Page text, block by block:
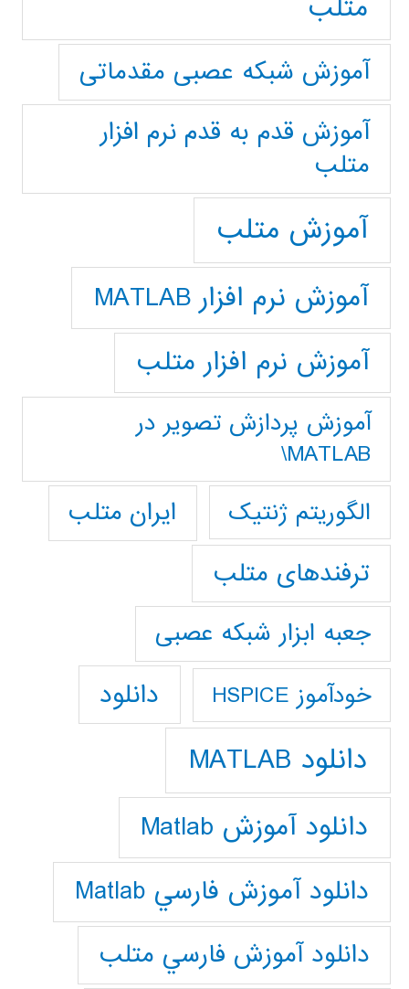
متلب
آموزش شبکه عصبی مقدماتی
آموزش قدم به قدم نرم افزار
متلب
آموزش متلب
آموزش نرم افزار MATLAB
آموزش نرم افزار متلب
آموزش پردازش تصوير در
MATLAB\
الگوریتم ژنتیک
ایران متلب
ترفندهای متلب
جعبه ابزار شبکه عصبی
خودآموز HSPICE دانلود
دانلود MATLAB
دانلود آموزش Matlab
دانلود آموزش فارسي Matlab
دانلود آموزش فارسي متلب